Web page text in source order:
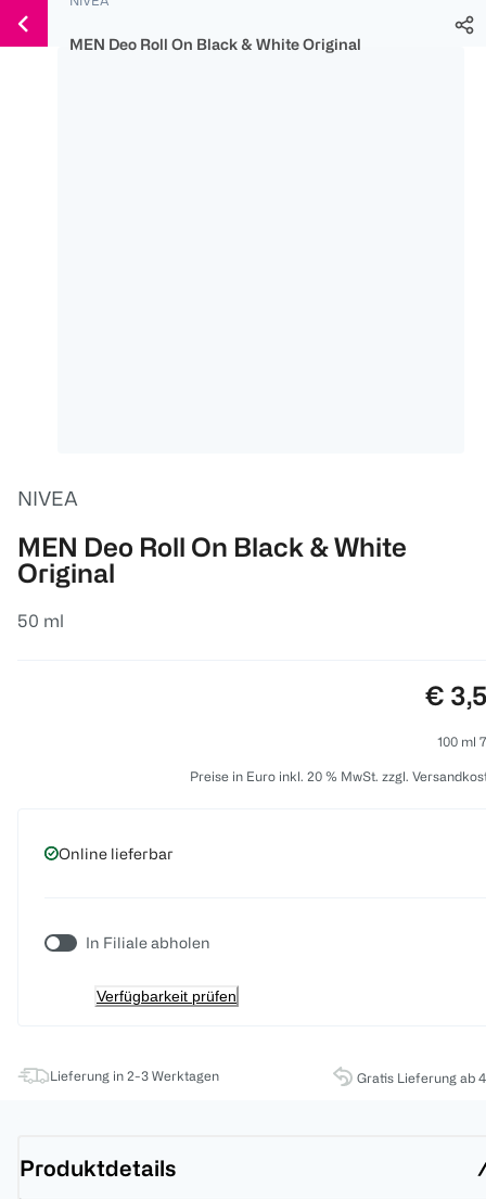
150 Ös
300 Ös
500 Ös
Weiter
zum
MEN Deo Roll On Black & White Original
NIVEA
MEN Deo Roll On Black & White
Original
50 ml
€
100 ml
Preise in Euro inkl. 20 % MwSt. zzgl.
Online lieferbar
In Filiale abholen
Verfügbarkeit prüfen
Lieferung in 2-3 Werktagen Gratis Lieferung ab
Produktdetails